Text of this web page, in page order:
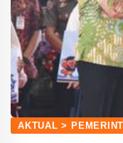
AKTUAL >